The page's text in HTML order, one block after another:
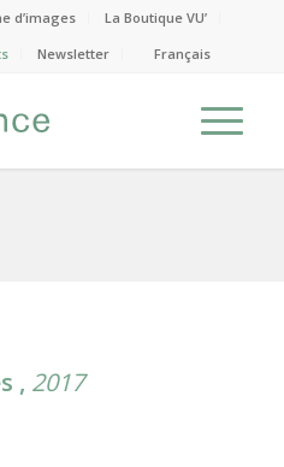
d’images
La Boutique VU’
Newsletter Français
, 2017